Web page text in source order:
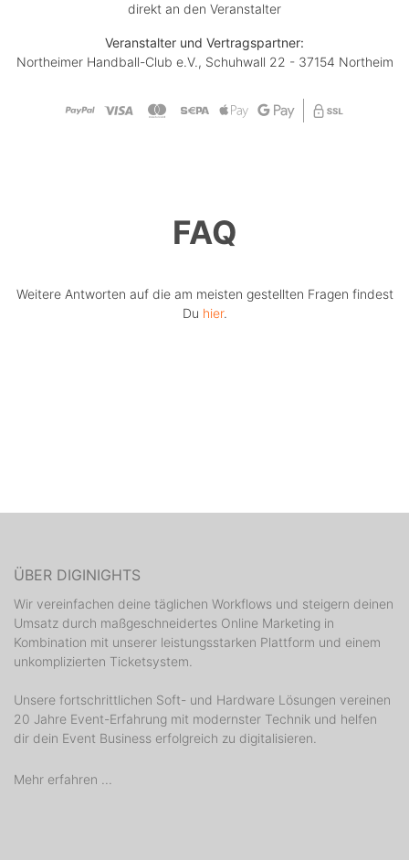
direkt an den Veranstalter
Veranstalter und Vertragspartner:
Northeimer Handball-Club e.V., Schuhwall 22 - 37154 Northeim
FAQ
Weitere Antworten auf die am meisten gestellten Fragen findest
Du hier.
ÜBER DIGINIGHTS
Wir vereinfachen deine täglichen Workflows und steigern deinen
Umsatz durch maßgeschneidertes Online Marketing in
Kombination mit unserer leistungsstarken Plattform und einem
unkomplizierten Ticketsystem.
Unsere fortschrittlichen Soft- und Hardware Lösungen vereinen
20 Jahre Event-Erfahrung mit modernster Technik und helfen
dir dein Event Business erfolgreich zu digitalisieren.
Mehr erfahren ...